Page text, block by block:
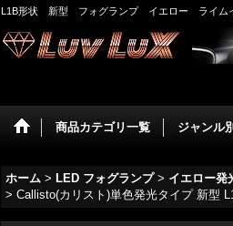
L1B形状 新型 フォグランプ イエロー ライム
商品カテゴリ一覧 ジャンル別
ホーム > LED フォグランプ > イエロー発
> Callisto(カリスト)単色発光タイプ 新型